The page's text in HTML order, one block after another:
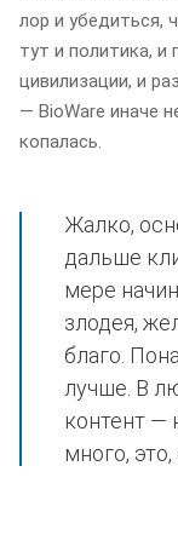
лор и убедиться,
тут и политика, и
цивилизации, и
— BioWare иначе
копалась.
Жалко,
дальше
мере
злодея,
благо.
лучше. В
контент —
много,